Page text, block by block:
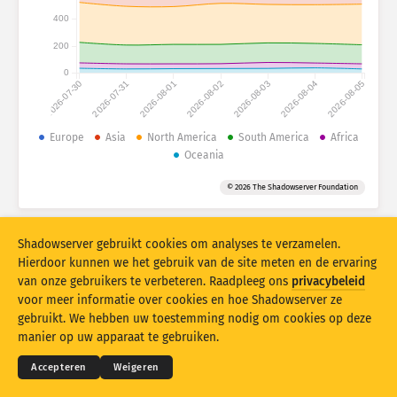
Aanvalsstatistieken: Apparaten
Gegevensset
Limiet
Overlappend
Bijwerken Opnieuw instellen
Downloaden als PNG-bestand
2026-07-30 2026-07-31 2026-08-01 2026-08-02 2026-08-03 2026-08-04 2026-08-05
0
200
400
Europe Asia North America South America
Africa
Oceania
© 2026 The Shadowserver Foundation
© 2026THE SHADOWSERVER FOUNDATION
Privacy en voorwaarden
Contact opnemen
Credits
Shadowserver gebruikt cookies om analyses te verzamelen.
Hierdoor kunnen we het gebruik van de site meten en de ervaring
van onze gebruikers te verbeteren. Raadpleeg ons privacybeleid
voor meer informatie over cookies en hoe Shadowserver ze
gebruikt. We hebben uw toestemming nodig om cookies op deze
manier op uw apparaat te gebruiken.
Accepteren Weigeren